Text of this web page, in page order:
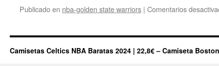
Publicado en nba-golden state warriors | Comentarios
Camisetas Celtics NBA Baratas 2024 | 22,8€ – Camiseta